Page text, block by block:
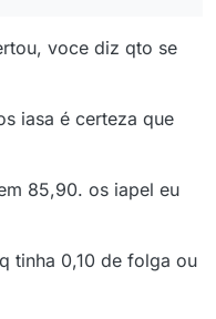
voce diz qto se
iasa é certeza que
85,90. os iapel eu
tinha 0,10 de folga ou